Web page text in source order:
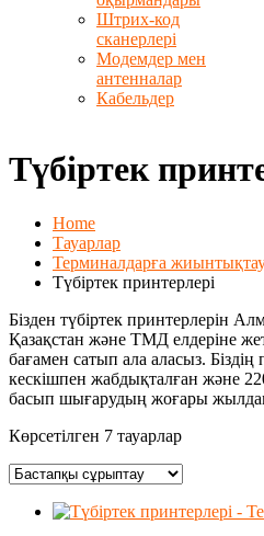
Штрих-код
сканерлері
Модемдер мен
антенналар
Кабельдер
Түбіртек
Home
Тауарлар
Терминалдарға
Түбіртек принтерлері
Бізден түбіртек принтерлерін
Қазақстан және ТМД елдеріне
бағамен сатып ала аласыз.
кескішпен жабдықталған және
басып шығарудың жоғары
Көрсетілген 7 тауарлар